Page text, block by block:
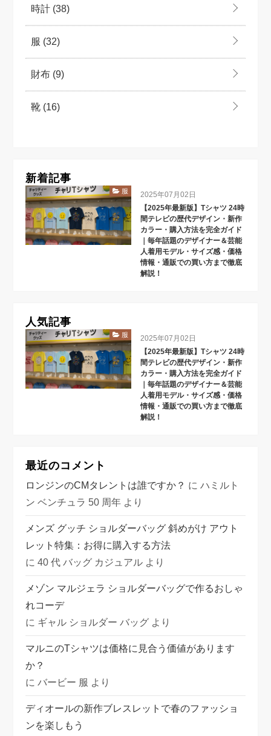
時計 (38)
服 (32)
財布 (9)
靴 (16)
新着記事
服
2025年07月02日
【2025年最新版】Tシャツ 24時
間テレビの歴代デザイン・新作
カラー・購入方法を完全ガイド
｜毎年話題のデザイナー＆芸能
人着用モデル・サイズ感・価格
情報・通販での買い方まで徹底
解説！
人気記事
服
2025年07月02日
【2025年最新版】Tシャツ 24時
間テレビの歴代デザイン・新作
カラー・購入方法を完全ガイド
｜毎年話題のデザイナー＆芸能
人着用モデル・サイズ感・価格
情報・通販での買い方まで徹底
解説！
最近のコメント
ロンジンのCMタレントは誰ですか？ にハミルト
ン ベンチュラ 50 周年 より
メンズ グッチ ショルダーバッグ 斜めがけ アウト
レット特集：お得に購入する方法
に40 代 バッグ カジュアル より
メゾン マルジェラ ショルダーバッグで作るおしゃ
れコーデ
に ギャル ショルダー バッグ より
マルニのTシャツは価格に見合う価値があります
か？
にバービー 服 より
ディオールの新作ブレスレットで春のファッショ
ンを楽しもう